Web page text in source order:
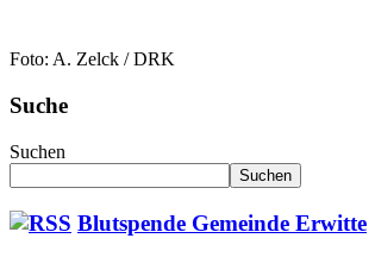
Foto: A. Zelck / DRK
Suche
Suchen
Suchen
Blutspende Gemeinde Erwitte